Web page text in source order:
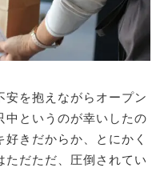
安を抱えながらオープン
中というのが幸いしたの
きだからか、とにかく
ただただ、圧倒されてい